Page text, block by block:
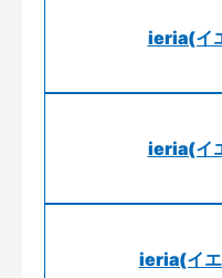
ieria(イ
ieria(イ
ieria(イエ